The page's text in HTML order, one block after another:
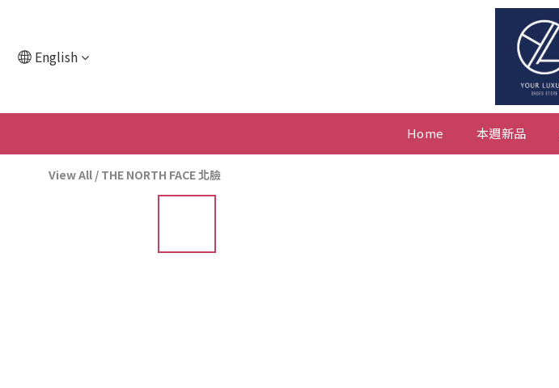
English
Home 本週新品
View All / THE NORTH FACE 北臉